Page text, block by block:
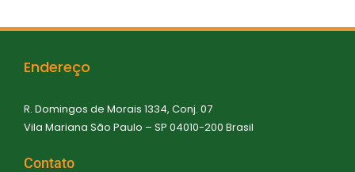
Endereço
R. Domingos de Morais 1334, Conj. 07
Vila Mariana São Paulo – SP 04010-200 Brasil
Contato